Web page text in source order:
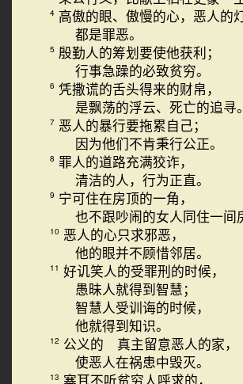
4 高傲的眼、傲慢的心，恶人的灯
都是罪恶。
5 殷勤人的筹划要使他获利；
行事急躁的必致贫穷。
6 凭撒谎的舌头得来的财帛，
是飘荡的浮云、死亡的追寻。
7 恶人的暴行要拖累自己；
因为他们不肯秉行公正。
8 罪人的道路充满狡诈，
清洁的人，行为正直。
9 宁可住在房顶的一角，
也不跟吵闹的女人同住一间
10 恶人的心只求邪恶，
他的眼并不顾惜邻居。
11 好讥笑人的受罪刑的时候，
愚昧人就得到智慧；
智慧人受训诲的时候，
他就得到知识。
12 公义的 真主留意恶人的家，
使恶人在祸患中毁灭。
13 塞耳不听贫穷人呼求的，